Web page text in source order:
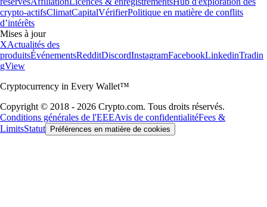
crypto-actifsClimatCapitalVérifierPolitique en matière de conflits
d’intérêts
Mises à jour
XActualités des
produitsÉvénementsRedditDiscordInstagramFacebookLinkedinTradin
gView
Cryptocurrency in Every Wallet™
Copyright © 2018 - 2026 Crypto.com. Tous droits réservés.
Conditions générales de l'EEEAvis de confidentialitéFees &
LimitsStatut Préférences en matière de cookies